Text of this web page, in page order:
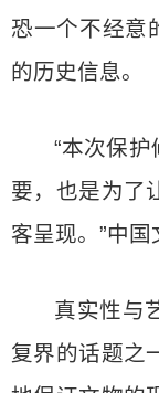
恐一个不经意
的历史信息。
“本次保
要，也是为了
客呈现。”中国
真实性与
复界的话题之